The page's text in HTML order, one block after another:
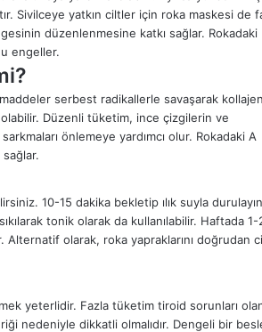
Sivilceye yatkın ciltler için roka maskesi de
düzenlenmesine katkı sağlar. Rokadaki
engeller.
serbest radikallerle savaşarak kollajen
Düzenli tüketim, ince çizgilerin ve
önlemeye yardımcı olur. Rokadaki A
10-15 dakika bekletip ılık suyla
tonik olarak da kullanılabilir. Haftada
Alternatif olarak, roka yapraklarını doğrudan
yeterlidir. Fazla tüketim tiroid sorunları
nedeniyle dikkatli olmalıdır. Dengeli bir